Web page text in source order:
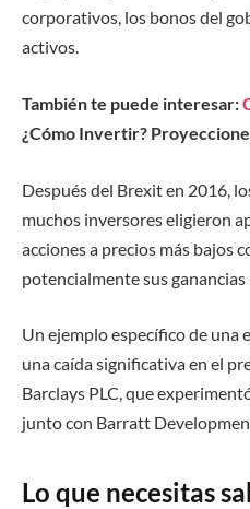
corporativos, los bonos del
activos.
También te puede interesar:
¿Cómo Invertir?
Después del Brexit en 2016,
muchos inversores eligieron
acciones a precios más bajos
potencialmente sus ganancias
Un ejemplo específico de una
una caída significativa en el
Barclays PLC, que
junto con Barratt
Lo que necesitas